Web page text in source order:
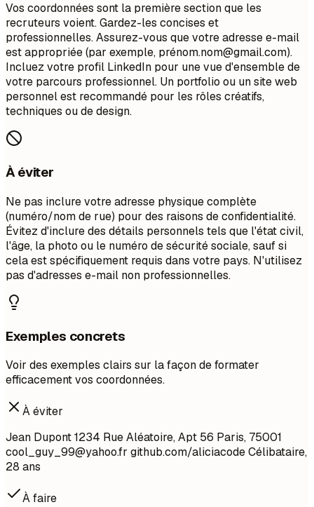
Vos coordonnées sont la première section que les
recruteurs voient. Gardez-les concises et
professionnelles. Assurez-vous que votre adresse e-mail
est appropriée (par exemple, prénom.nom@gmail.com).
Incluez votre profil LinkedIn pour une vue d'ensemble de
votre parcours professionnel. Un portfolio ou un site web
personnel est recommandé pour les rôles créatifs,
techniques ou de design.
À éviter
Ne pas inclure votre adresse physique complète
(numéro/nom de rue) pour des raisons de confidentialité.
Évitez d'inclure des détails personnels tels que l'état civil,
l'âge, la photo ou le numéro de sécurité sociale, sauf si
cela est spécifiquement requis dans votre pays. N'utilisez
pas d'adresses e-mail non professionnelles.
Exemples concrets
Voir des exemples clairs sur la façon de formater
efficacement vos coordonnées.
À éviter
Jean Dupont 1234 Rue Aléatoire, Apt 56 Paris, 75001
cool_guy_99@yahoo.fr github.com/aliciacode Célibataire,
28 ans
À faire